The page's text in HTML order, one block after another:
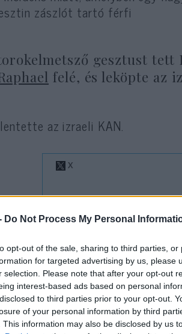
Do Not Process My Personal
opt-out of the sale, sharing to third parties,
for targeted advertising by us, please
selection. Please note that after your opt-out
interest-based ads based on personal
to third parties prior to your opt-out.
of your personal information by third
This information may also be disclosed by us
zászlót tartó férfi
gesztust
felé, és leköpte az
az izraeli KAN.
közszolgálati
Szövetségével
és az izraeli delegációt leköpő
a hagyományos
ahol idén a nemzetközi